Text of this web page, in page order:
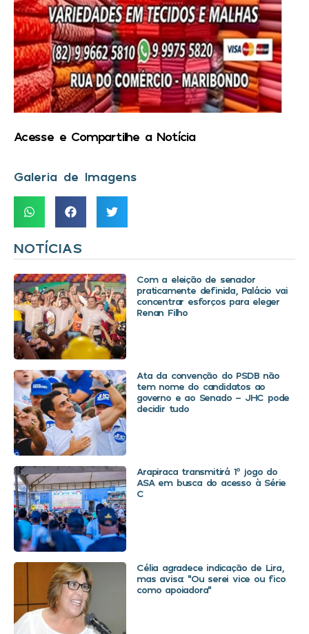
Acesse e Compartilhe a Notícia
Galeria de Imagens
NOTÍCIAS
Com a eleição de senador
praticamente definida, Palácio vai
concentrar esforços para eleger
Renan Filho
Ata da convenção do PSDB não
tem nome do candidatos ao
governo e ao Senado – JHC pode
decidir tudo
Arapiraca transmitirá 1º jogo do
ASA em busca do acesso à Série
C
Célia agradece indicação de Lira,
mas avisa: “Ou serei vice ou fico
como apoiadora”